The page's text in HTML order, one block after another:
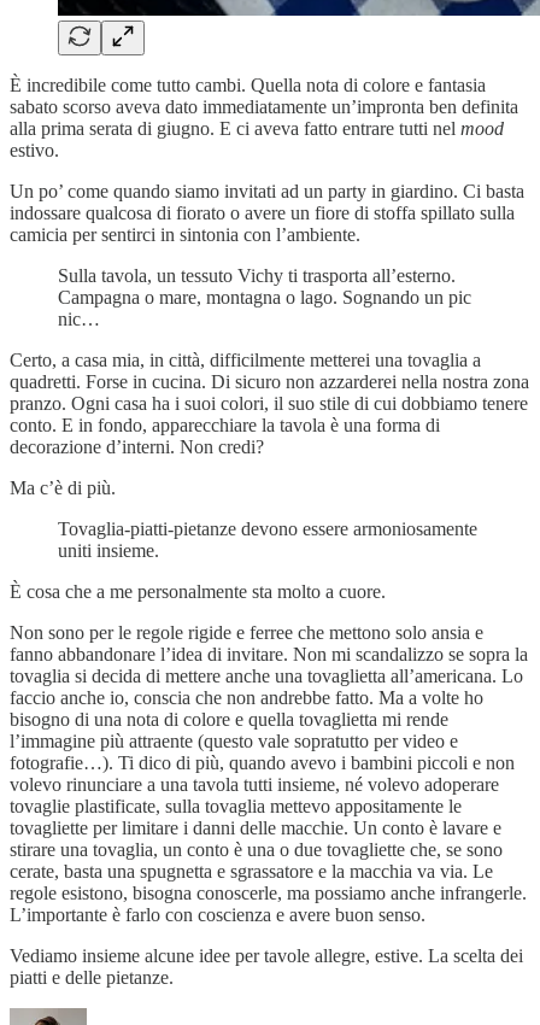
È incredibile come tutto cambi. Quella nota di colore e fantasia
sabato scorso aveva dato immediatamente un’impronta ben definita
alla prima serata di giugno. E ci aveva fatto entrare tutti nel mood
estivo.
Un po’ come quando siamo invitati ad un party in giardino. Ci basta
indossare qualcosa di fiorato o avere un fiore di stoffa spillato sulla
camicia per sentirci in sintonia con l’ambiente.
Sulla tavola, un tessuto Vichy ti trasporta all’esterno.
Campagna o mare, montagna o lago. Sognando un pic
nic…
Certo, a casa mia, in città, difficilmente metterei una tovaglia a
quadretti. Forse in cucina. Di sicuro non azzarderei nella nostra zona
pranzo. Ogni casa ha i suoi colori, il suo stile di cui dobbiamo tenere
conto. E in fondo, apparecchiare la tavola è una forma di
decorazione d’interni. Non credi?
Ma c’è di più.
Tovaglia-piatti-pietanze devono essere armoniosamente
uniti insieme.
È cosa che a me personalmente sta molto a cuore.
Non sono per le regole rigide e ferree che mettono solo ansia e
fanno abbandonare l’idea di invitare. Non mi scandalizzo se sopra la
tovaglia si decida di mettere anche una tovaglietta all’americana. Lo
faccio anche io, conscia che non andrebbe fatto. Ma a volte ho
bisogno di una nota di colore e quella tovaglietta mi rende
l’immagine più attraente (questo vale sopratutto per video e
fotografie…). Ti dico di più, quando avevo i bambini piccoli e non
volevo rinunciare a una tavola tutti insieme, né volevo adoperare
tovaglie plastificate, sulla tovaglia mettevo appositamente le
tovagliette per limitare i danni delle macchie. Un conto è lavare e
stirare una tovaglia, un conto è una o due tovagliette che, se sono
cerate, basta una spugnetta e sgrassatore e la macchia va via. Le
regole esistono, bisogna conoscerle, ma possiamo anche infrangerle.
L’importante è farlo con coscienza e avere buon senso.
Vediamo insieme alcune idee per tavole allegre, estive. La scelta dei
piatti e delle pietanze.